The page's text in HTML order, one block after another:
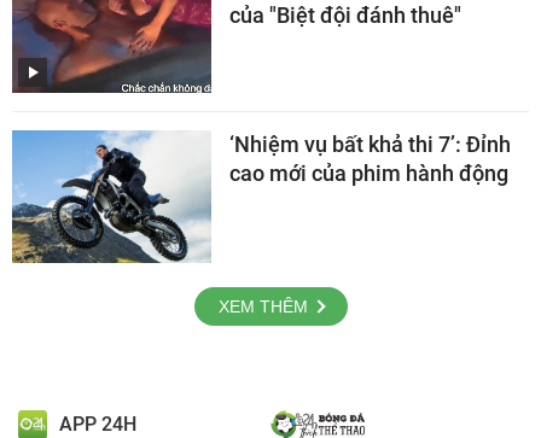
của "Biệt đội đánh thuê"
‘Nhiệm vụ bất khả thi 7’: Đỉnh
cao mới của phim hành động
XEM THÊM
APP 24H